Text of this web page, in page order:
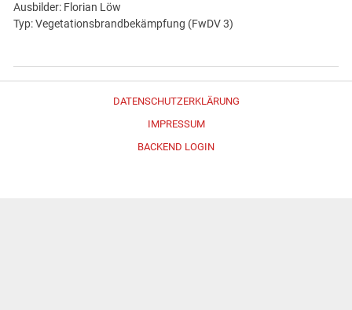
Ausbilder: Florian Löw
Typ: Vegetationsbrandbekämpfung (FwDV 3)
DATENSCHUTZERKLÄRUNG
IMPRESSUM
BACKEND LOGIN